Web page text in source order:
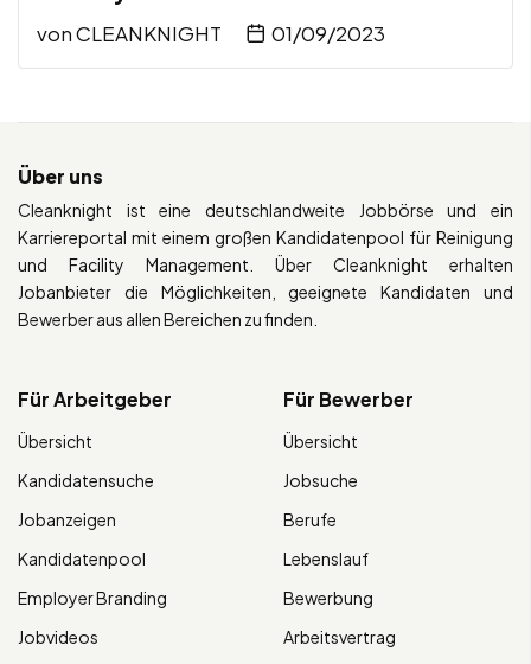
vonCLEANKNIGHT 01/09/2023
Über uns
Cleanknight ist eine deutschlandweite Jobbörse und ein
Karriereportal mit einem großen Kandidatenpool für Reinigung
und Facility Management. Über Cleanknight erhalten
Jobanbieter die Möglichkeiten, geeignete Kandidaten und
Bewerber aus allen Bereichen zu finden.
Für Arbeitgeber
Übersicht
Kandidatensuche
Jobanzeigen
Kandidatenpool
Employer Branding
Jobvideos
Für Bewerber
Übersicht
Jobsuche
Berufe
Lebenslauf
Bewerbung
Arbeitsvertrag